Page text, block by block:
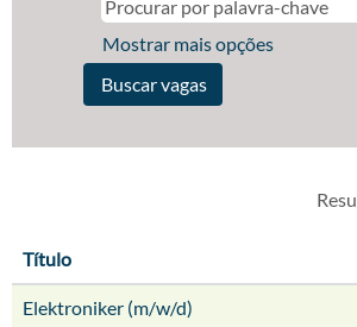
Mostrar mais opções
Título
Elektroniker (m/w/d)